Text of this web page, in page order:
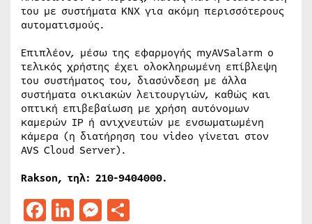
του με συστήματα KNX για ακόμη περισσότερους
αυτοματισμούς.
Επιπλέον, μέσω της εφαρμογής myAVSalarm ο
τελικός χρήστης έχει ολοκληρωμένη επίβλεψη
του συστήματος του, διασύνδεση με άλλα
συστήματα οικιακών λειτουργιών, καθώς και
οπτική επιβεβαίωση με χρήση αυτόνομων
καμερών IP ή ανιχνευτών με ενσωματωμένη
κάμερα (η διατήρηση του video γίνεται στον
AVS Cloud Server).
Rakson, τηλ: 210-9404000.
Facebook
LinkedIn
Messenger